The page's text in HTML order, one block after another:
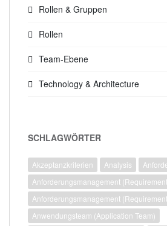
Rollen & Gruppen
Rollen
Team-Ebene
Technology & Architecture
SCHLAGWÖRTER
Akzeptanzkriterien Analysis
Anforderungsmanagement
Anforderungsmanagement
Anwendungsteam (Application Team)